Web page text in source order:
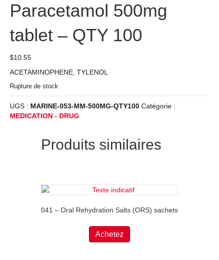
Paracetamol 500mg
tablet – QTY 100
$10.55
ACETAMINOPHENE, TYLENOL
Rupture de stock
UGS : MARINE-053-MM-500MG-QTY100 Catégorie :
MEDICATION - DRUG
Produits similaires
041 – Oral Rehydration Salts (ORS) sachets
Achetez